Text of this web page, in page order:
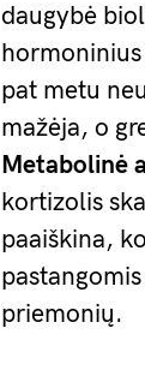
daugybė
pat metu
mažėja, o
Metabolinė
kortizolis
paaiškina,
priemonių.